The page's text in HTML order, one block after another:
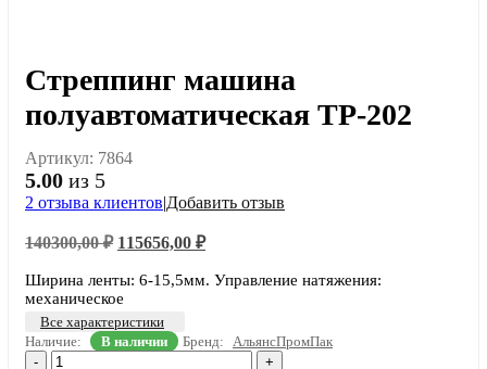
Стреппинг машина
полуавтоматическая TP-202
Артикул: 7864
5.00 из 5
2 отзыва клиентов|Добавить отзыв
140300,00₽ Первоначальная
составляла
140300,00 ₽.
115656,00 ₽Текущая
115656,00 ₽.
Ширина ленты: 6-15,5мм. Управление натяжения:
механическое
Все характеристики
Наличие:
В наличии Бренд:
АльянсПромПак
-
+